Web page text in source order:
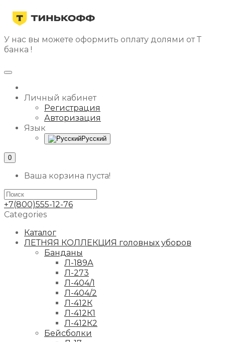
У нас вы можете оформить оплату долями от Т
банка !
Личный кабинет
Регистрация
Авторизация
Язык
Русский
0
Ваша корзина пуста!
+7(800)555-12-76
Categories
Каталог
ЛЕТНЯЯ КОЛЛЕКЦИЯ головных уборов
Банданы
Л-189А
Л-273
Л-404/1
Л-404/2
Л-412К
Л-412К1
Л-412К2
Бейсболки